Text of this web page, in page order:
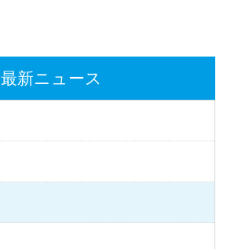
最新ニュース